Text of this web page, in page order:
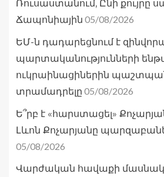
Ռուսաստանում, Ընի քույրը
Ճապոնիային 05/08/2026
ԵՄ-ն դադարեցնում է
պարտականությունների
ուկրաինացիներին
տրամադրելը 05/08/2026
Ե՞րբ է «հարստացել»
Լևոն Քոչարյանը
05/08/2026
Վարժական հավաքի